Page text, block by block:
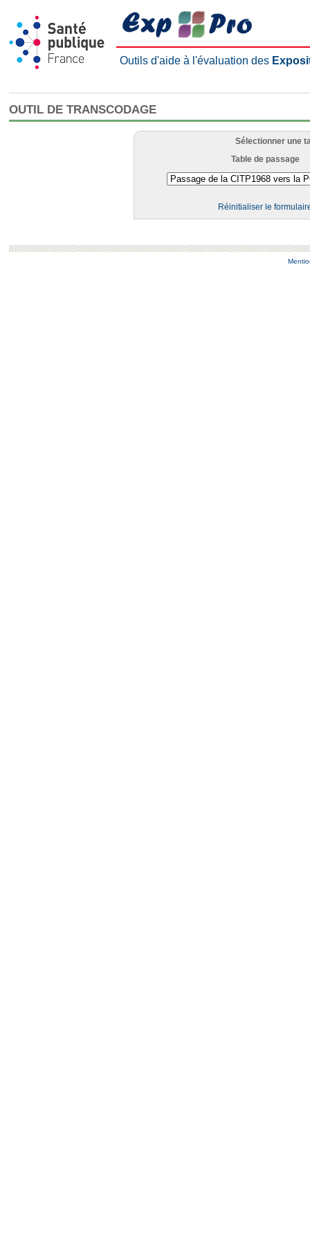
Outils d'aide à l'évaluation des
OUTIL DE TRANSCODAGE
Sélectionner une
Table de passage
Réinitialiser le